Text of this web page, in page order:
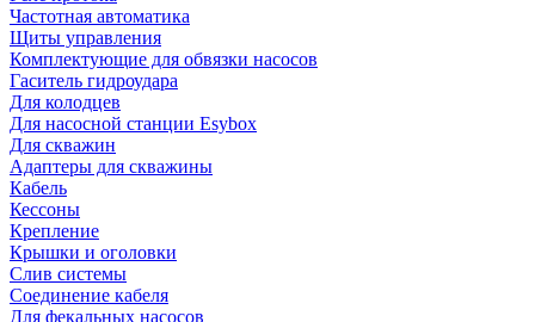
Частотная автоматика
Щиты управления
Комплектующие для обвязки насосов
Гаситель гидроудара
Для колодцев
Для насосной станции Esybox
Для скважин
Адаптеры для скважины
Кабель
Кессоны
Крепление
Крышки и оголовки
Слив системы
Соединение кабеля
Для фекальных насосов